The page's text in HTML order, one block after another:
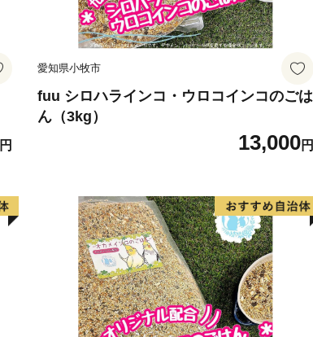
円
愛知県小牧市
fuu シロハラインコ・ウロコインコのごは
ん（3kg）
13,000円